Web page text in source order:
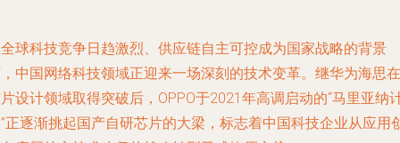
球科技竞争日趋激烈、供应链自主可控成为国家战略的背景
中国网络科技领域正迎来一场深刻的技术变革。继华为海思在
设计领域取得突破后，OPPO于2021年高调启动的“马里亚纳
正逐渐挑起国产自研芯片的大梁，标志着中国科技企业从应用